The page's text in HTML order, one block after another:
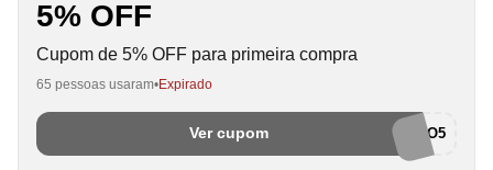
5% OFF
Cupom de 5% OFF para primeira compra
65 pessoas usaram Expirado
Ver cupom BEMVINDO5